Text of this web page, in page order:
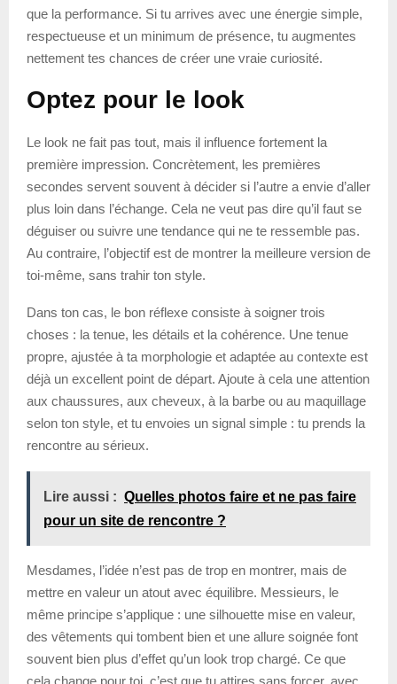
que la performance. Si tu arrives avec une énergie simple,
respectueuse et un minimum de présence, tu augmentes
nettement tes chances de créer une vraie curiosité.
Optez pour le look
Le look ne fait pas tout, mais il influence fortement la
première impression. Concrètement, les premières
secondes servent souvent à décider si l’autre a envie d’aller
plus loin dans l’échange. Cela ne veut pas dire qu’il faut se
déguiser ou suivre une tendance qui ne te ressemble pas.
Au contraire, l’objectif est de montrer la meilleure version de
toi-même, sans trahir ton style.
Dans ton cas, le bon réflexe consiste à soigner trois
choses : la tenue, les détails et la cohérence. Une tenue
propre, ajustée à ta morphologie et adaptée au contexte est
déjà un excellent point de départ. Ajoute à cela une attention
aux chaussures, aux cheveux, à la barbe ou au maquillage
selon ton style, et tu envoies un signal simple : tu prends la
rencontre au sérieux.
Lire aussi : Quelles photos faire et ne pas faire
pour un site de rencontre ?
Mesdames, l’idée n’est pas de trop en montrer, mais de
mettre en valeur un atout avec équilibre. Messieurs, le
même principe s’applique : une silhouette mise en valeur,
des vêtements qui tombent bien et une allure soignée font
souvent bien plus d’effet qu’un look trop chargé. Ce que
cela change pour toi, c’est que tu attires sans forcer, avec